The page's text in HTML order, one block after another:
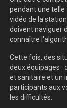
pendant une
vidéo de la
doivent naviguer
connaître
Cette fois, des
deux équipages :
et sanitaire et un
participants aux
les difficultés.